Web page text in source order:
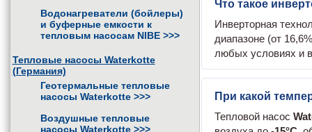
Водонагреватели (бойлеры)
и буферные емкости к
тепловым насосам NIBE >>>
Тепловые насосы Waterkotte
(Германия)
Геотермальные тепловые
насосы Waterkotte >>>
Воздушные тепловые
насосы Waterkotte >>>
Что такое
Инверторная
диапазоне (от
любых условиях и
При какой
Тепловой насос